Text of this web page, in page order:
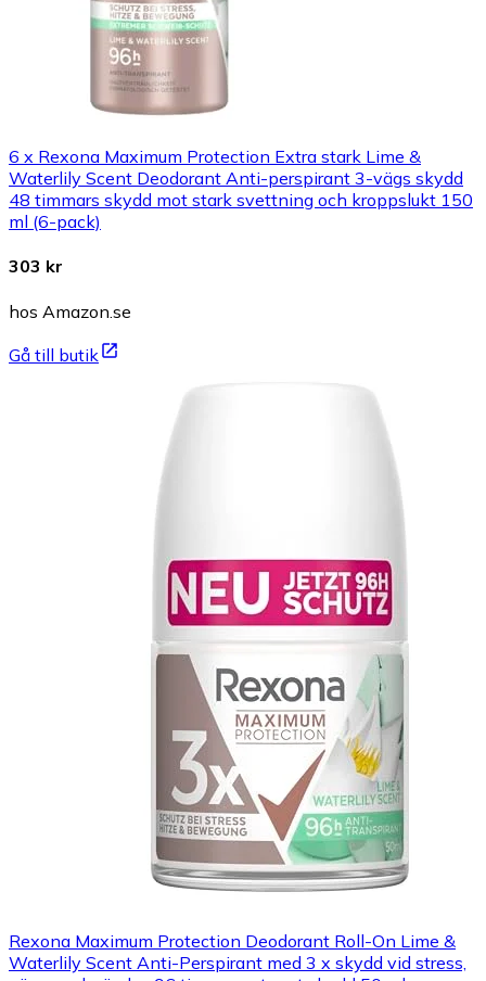
6 x Rexona Maximum Protection Extra stark Lime &
Waterlily Scent Deodorant Anti-perspirant 3-vägs skydd
48 timmars skydd mot stark svettning och kroppslukt 150
ml (6-pack)
303 kr
hos Amazon.se
Gå till butik
Rexona Maximum Protection Deodorant Roll-On Lime &
Waterlily Scent Anti-Perspirant med 3 x skydd vid stress,